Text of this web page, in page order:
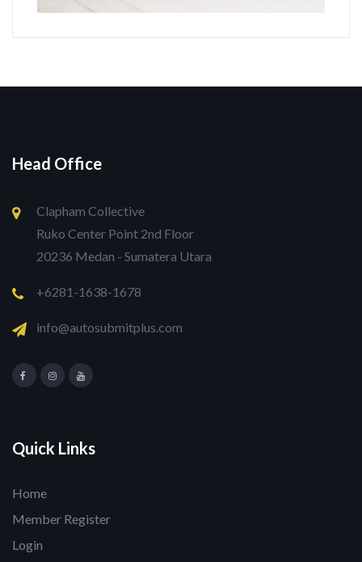
Head Office
Clapham Collective
Ruko Center Point 2nd Floor
20236 Medan - Sumatera Utara
+6281-1638-1678
info@autosubmitplus.com
Quick Links
Home
Member Register
Login